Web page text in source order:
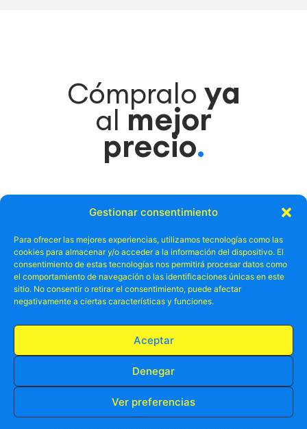
Gestionar consentimiento
Para ofrecer las mejores experiencias, utilizamos tecnologías como las
cookies para almacenar y/o acceder a la información del dispositivo. El
consentimiento de estas tecnologías nos permitirá procesar datos como
el comportamiento de navegación o las identificaciones únicas en este
sitio. No consentir o retirar el consentimiento, puede afectar
negativamente a ciertas características y funciones.
Aceptar
Denegar
Ver preferencias
Cómpralo ya
al mejor
precio.
RESERVA TU PLAZA AHORA